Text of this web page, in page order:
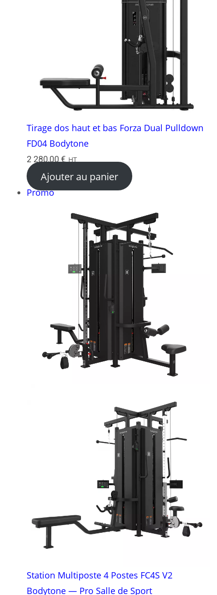
Tirage dos haut et bas Forza Dual Pulldown
FD04 Bodytone
2 280,00 € HT
Ajouter au panier
PromoProduit
promotion
Station Multiposte 4 Postes FC4S V2
Bodytone — Pro Salle de Sport